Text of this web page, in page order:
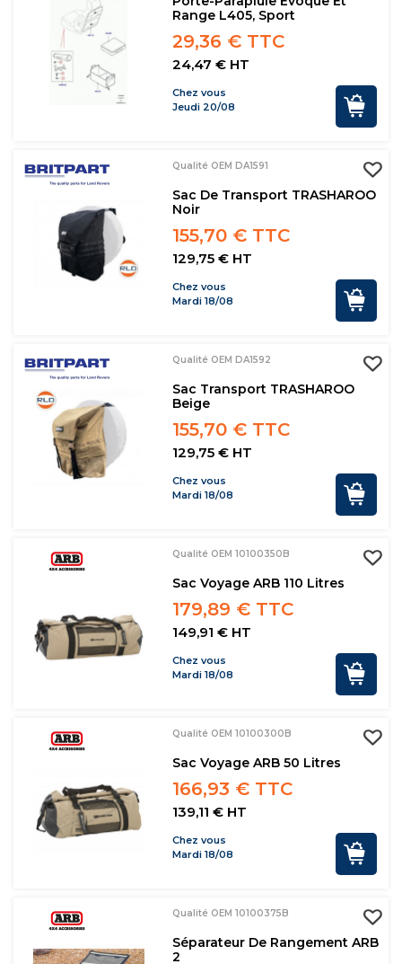
Range L405, Sport
29,36 € TTC
24,47 € HT
Chez vous
Jeudi 20/08
Qualité OEM DA1591
Sac De Transport TRASHAROO
Noir
155,70 € TTC
129,75 € HT
Chez vous
Mardi 18/08
Qualité OEM DA1592
Sac Transport TRASHAROO
Beige
155,70 € TTC
129,75 € HT
Chez vous
Mardi 18/08
Qualité OEM 10100350B
Sac Voyage ARB 110 Litres
179,89 € TTC
149,91 € HT
Chez vous
Mardi 18/08
Qualité OEM 10100300B
Sac Voyage ARB 50 Litres
166,93 € TTC
139,11 € HT
Chez vous
Mardi 18/08
Qualité OEM 10100375B
Séparateur De Rangement ARB
2